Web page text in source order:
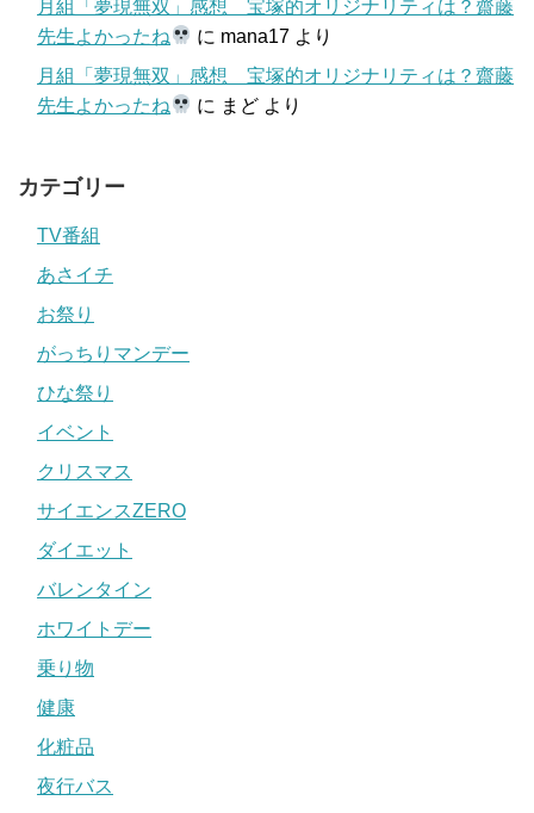
月組「夢現無双」感想 宝塚的オリジナリティは？齋藤
先生よかったね
に mana17 より
月組「夢現無双」感想 宝塚的オリジナリティは？齋藤
先生よかったね
に まど より
カテゴリー
TV番組
あさイチ
お祭り
がっちりマンデー
ひな祭り
イベント
クリスマス
サイエンスZERO
ダイエット
バレンタイン
ホワイトデー
乗り物
健康
化粧品
夜行バス